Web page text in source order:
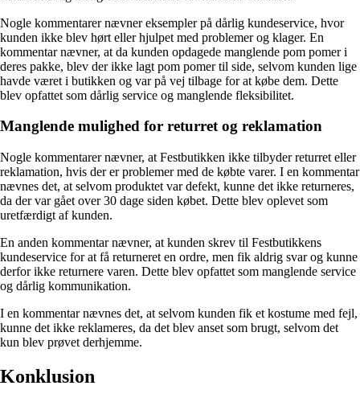
Nogle kommentarer nævner eksempler på dårlig kundeservice, hvor
kunden ikke blev hørt eller hjulpet med problemer og klager. En
kommentar nævner, at da kunden opdagede manglende pom pomer i
deres pakke, blev der ikke lagt pom pomer til side, selvom kunden lige
havde været i butikken og var på vej tilbage for at købe dem. Dette
blev opfattet som dårlig service og manglende fleksibilitet.
Manglende mulighed for returret og reklamation
Nogle kommentarer nævner, at Festbutikken ikke tilbyder returret eller
reklamation, hvis der er problemer med de købte varer. I en kommentar
nævnes det, at selvom produktet var defekt, kunne det ikke returneres,
da der var gået over 30 dage siden købet. Dette blev oplevet som
uretfærdigt af kunden.
En anden kommentar nævner, at kunden skrev til Festbutikkens
kundeservice for at få returneret en ordre, men fik aldrig svar og kunne
derfor ikke returnere varen. Dette blev opfattet som manglende service
og dårlig kommunikation.
I en kommentar nævnes det, at selvom kunden fik et kostume med fejl,
kunne det ikke reklameres, da det blev anset som brugt, selvom det
kun blev prøvet derhjemme.
Konklusion